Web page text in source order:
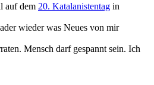
auf dem 20. Katalanistentag in
wieder was Neues von mir
Mensch darf gespannt sein. Ich